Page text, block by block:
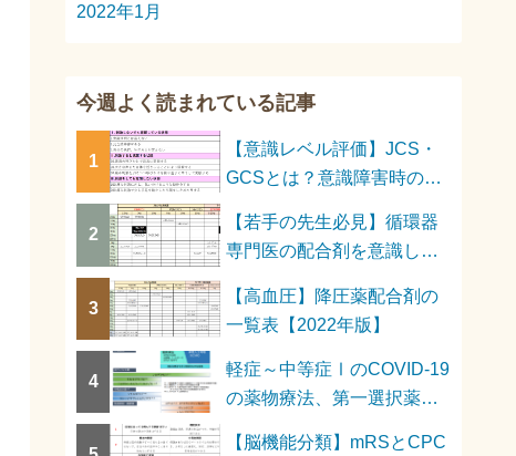
2022年1月
今週よく読まれている記事
1
【意識レベル評価】JCS・
GCSとは？意識障害時の対
2
【若手の先生必見】循環器
専門医の配合剤を意識した
3
【高血圧】降圧薬配合剤の
一覧表【2022年版】
4
軽症～中等症ⅠのCOVID-19
の薬物療法、第一選択薬は
【脳機能分類】mRSとCPC